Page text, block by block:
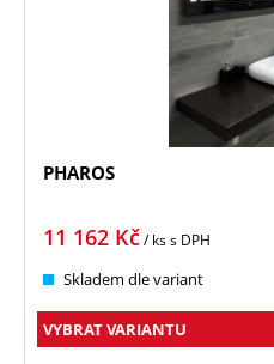
PHAROS
11 162 Kč/ kss DPH
Skladem dle variant
VYBRAT VARIANTU